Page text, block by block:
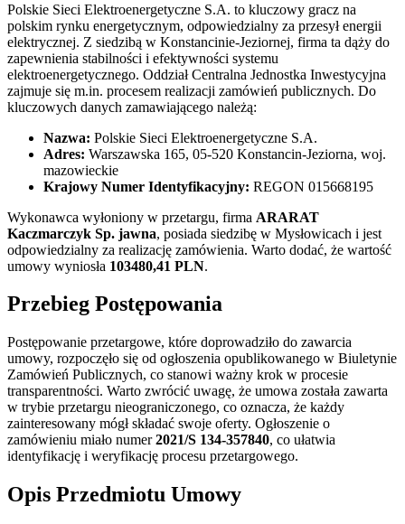
Polskie Sieci Elektroenergetyczne S.A. to kluczowy gracz na
polskim rynku energetycznym, odpowiedzialny za przesył energii
elektrycznej. Z siedzibą w Konstancinie-Jeziornej, firma ta dąży do
zapewnienia stabilności i efektywności systemu
elektroenergetycznego. Oddział Centralna Jednostka Inwestycyjna
zajmuje się m.in. procesem realizacji zamówień publicznych. Do
kluczowych danych zamawiającego należą:
Nazwa: Polskie Sieci Elektroenergetyczne S.A.
Adres: Warszawska 165, 05-520 Konstancin-Jeziorna, woj.
mazowieckie
Krajowy Numer Identyfikacyjny: REGON 015668195
Wykonawca wyłoniony w przetargu, firma ARARAT
Kaczmarczyk Sp. jawna, posiada siedzibę w Mysłowicach i jest
odpowiedzialny za realizację zamówienia. Warto dodać, że wartość
umowy wyniosła 103480,41 PLN.
Przebieg Postępowania
Postępowanie przetargowe, które doprowadziło do zawarcia
umowy, rozpoczęło się od ogłoszenia opublikowanego w Biuletynie
Zamówień Publicznych, co stanowi ważny krok w procesie
transparentności. Warto zwrócić uwagę, że umowa została zawarta
w trybie przetargu nieograniczonego, co oznacza, że każdy
zainteresowany mógł składać swoje oferty. Ogłoszenie o
zamówieniu miało numer2021/S 134-357840, co ułatwia
identyfikację i weryfikację procesu przetargowego.
Opis Przedmiotu Umowy